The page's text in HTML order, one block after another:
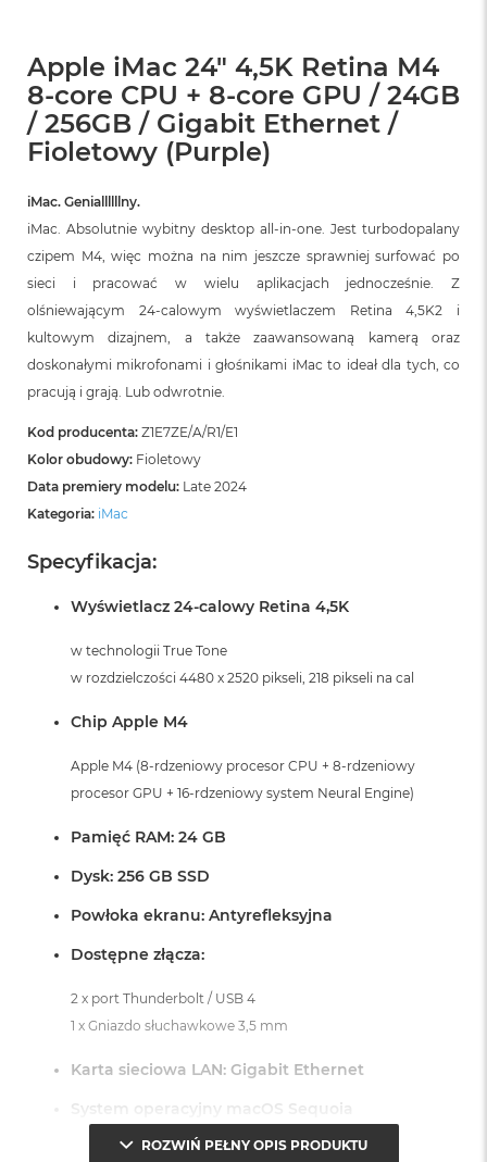
Apple iMac 24" 4,5K Retina M4
8-core CPU + 8-core GPU / 24GB
/ 256GB / Gigabit Ethernet /
Fioletowy (Purple)
iMac. Geniallllllny.
iMac. Absolutnie wybitny desktop all‑in‑one. Jest turbodopalany
czipem M4, więc można na nim jeszcze sprawniej surfować po
sieci i pracować w wielu aplikacjach jednocześnie. Z
olśniewającym 24‑calowym wyświetlaczem Retina 4,5K2 i
kultowym dizajnem, a także zaawansowaną kamerą oraz
doskonałymi mikrofonami i głośnikami iMac to ideał dla tych, co
pracują i grają. Lub odwrotnie.
Kod producenta: Z1E7ZE/A/R1/E1
Kolor obudowy: Fioletowy
Data premiery modelu: Late 2024
Kategoria: iMac
Specyfikacja:
Wyświetlacz 24-calowy Retina 4,5K
w technologii True Tone
w rozdzielczości 4480 x 2520 pikseli, 218 pikseli na cal
Chip Apple M4
Apple M4 (8-rdzeniowy procesor CPU + 8-rdzeniowy
procesor GPU + 16-rdzeniowy system Neural Engine)
Pamięć RAM: 24 GB
Dysk: 256 GB SSD
Powłoka ekranu: Antyrefleksyjna
Dostępne złącza:
2 x port Thunderbolt / USB 4
1 x Gniazdo słuchawkowe 3,5 mm
Karta sieciowa LAN: Gigabit Ethernet
System operacyjny macOS Sequoia
- lub nowszy, z darmową aktualizacją.
ROZWIŃ PEŁNY OPIS PRODUKTU